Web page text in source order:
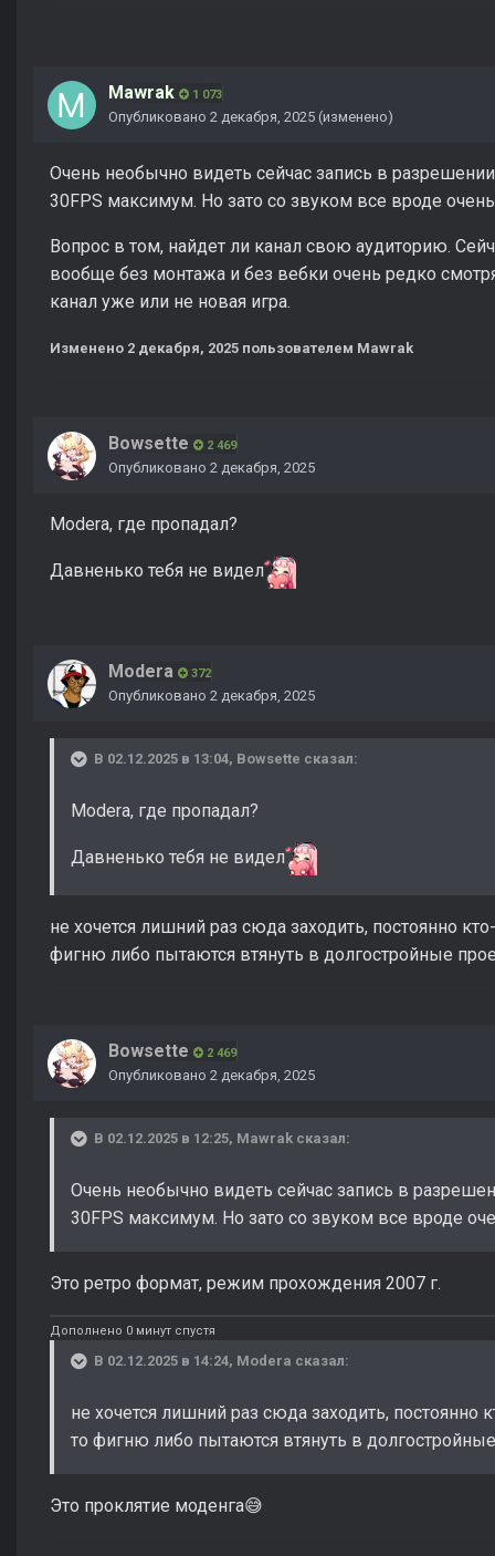
Mawrak 1 073
Опубликовано 2 декабря, 2025 (изменено)
Очень необычно видеть сейчас запись в
30FPS максимум. Но зато со звуком все вроде
Вопрос в том, найдет ли канал свою аудиторию.
вообще без монтажа и без вебки очень редко
канал уже или не новая игра.
Изменено 2 декабря, 2025 пользователем Mawrak
Bowsette 2 469
Опубликовано 2 декабря, 2025
Modera, где пропадал?
Давненько тебя не видел
Modera 372
Опубликовано 2 декабря, 2025
В 02.12.2025 в 13:04, Bowsette сказал:
Modera, где пропадал?
Давненько тебя не видел
не хочется лишний раз сюда заходить, постоянно
фигню либо пытаются втянуть в долгостройные
Bowsette 2 469
Опубликовано 2 декабря, 2025
В 02.12.2025 в 12:25, Mawrak сказал:
Очень необычно видеть сейчас запись в
30FPS максимум. Но зато со звуком все вроде
Это ретро формат, режим прохождения 2007 г.
Дополнено 0 минут спустя
В 02.12.2025 в 14:24, Modera сказал:
не хочется лишний раз сюда заходить, постоянно
то фигню либо пытаются втянуть в
Это проклятие моденга😅